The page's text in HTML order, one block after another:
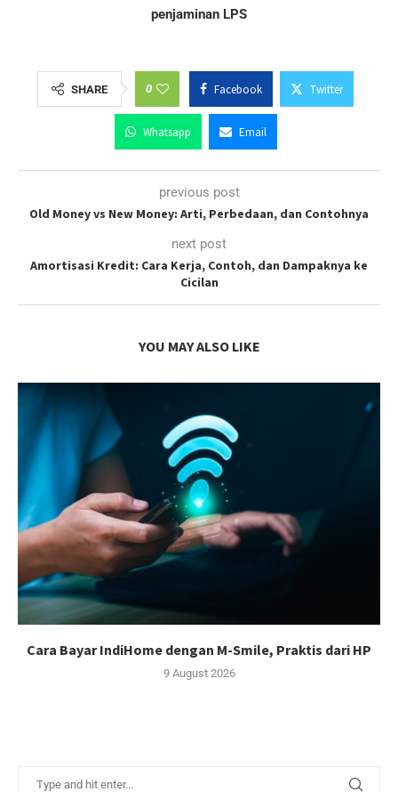
penjaminan LPS
SHARE 0 Facebook Twitter
Whatsapp Email
previous post
Old Money vs New Money: Arti, Perbedaan, dan Contohnya
next post
Amortisasi Kredit: Cara Kerja, Contoh, dan Dampaknya ke
Cicilan
YOU MAY ALSO LIKE
Cara Bayar IndiHome dengan M-Smile, Praktis dari HP
9 August 2026